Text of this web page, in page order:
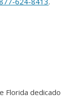
Florida dedicado